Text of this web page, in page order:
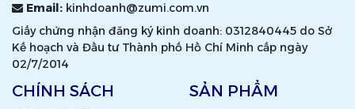
Email: kinhdoanh@zumi.com.vn
Giấy chứng nhận đăng ký kinh doanh: 0312840445 do Sở
Kế hoạch và Đầu tư Thành phố Hồ Chí Minh cấp ngày
02/7/2014
CHÍNH SÁCH SẢN PHẨM